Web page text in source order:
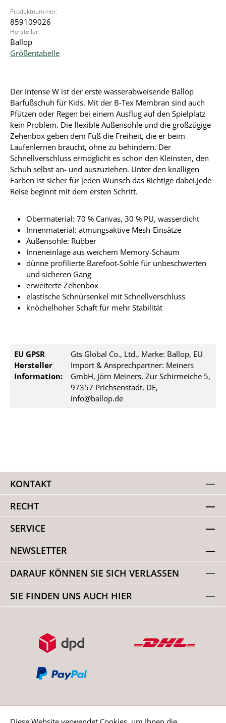
Produktnummer:
859109026
Hersteller:
Ballop
Größentabelle
Der Intense W ist der erste wasserabweisende Ballop
Barfußschuh für Kids. Mit der B-Tex Membran sind auch
Pfützen oder Regen bei einem Ausflug auf den Spielplatz
kein Problem. Die flexible Außensohle und die großzügige
Zehenbox geben dem Fuß die Freiheit, die er beim
Laufenlernen braucht, ohne zu behindern. Der
Schnellverschluss ermöglicht es schon den Kleinsten, den
Schuh selbst an- und auszuziehen. Unter den knalligen
Farben ist sicher für jeden Wunsch das Richtige dabei.Jede
Reise beginnt mit dem ersten Schritt.
Obermaterial: 70 % Canvas, 30 % PU, wasserdicht
Innenmaterial: atmungsaktive Mesh-Einsätze
Außensohle: Rubber
Inneneinlage aus weichem Memory-Schaum
dünne profilierte Barefoot-Sohle für unbeschwerten
und sicheren Gang
erweiterte Zehenbox
elastische Schnürsenkel mit Schnellverschluss
knöchelhoher Schaft für mehr Stabilität
EU GPSR
Hersteller
Information:
Gts Global Co., Ltd., Marke: Ballop, EU
Import & Ansprechpartner: Meiners
GmbH, Jörn Meiners, Zur Schirmeiche 5,
97357 Prichsenstadt, DE,
info@ballop.de
KONTAKT
RECHT
SERVICE
NEWSLETTER
DARAUF KÖNNEN SIE SICH VERLASSEN
SIE FINDEN UNS AUCH HIER